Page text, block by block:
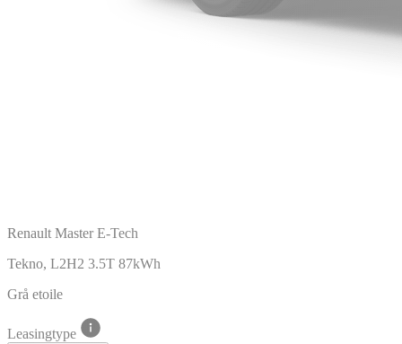
Renault Master E-Tech
Tekno, L2H2 3.5T 87kWh
Grå etoile
Leasingtype